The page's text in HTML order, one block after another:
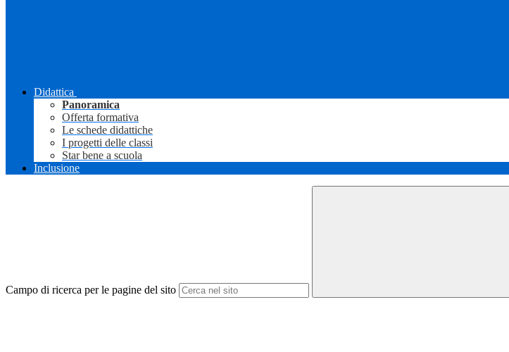
Didattica
Panoramica
Offerta formativa
Le schede didattiche
I progetti delle classi
Star bene a scuola
Inclusione
Campo di ricerca per le pagine del sito